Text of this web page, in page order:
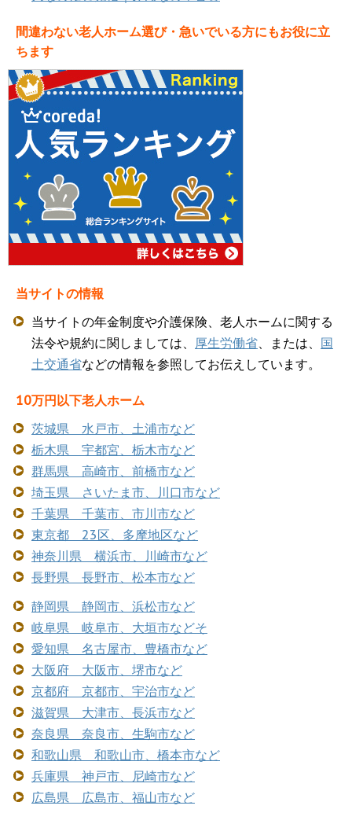
間違わない老人ホーム選び・急いでいる方にもお役に立
ちます
当サイトの情報
当サイトの年金制度や介護保険、老人ホームに関する
法令や規約に関しましては、 厚生労働省 、または、 国
土交通省などの情報を参照してお伝えしています。
10万円以下老人ホーム
茨城県 水戸市、土浦市など
栃木県 宇都宮、栃木市など
群馬県 高崎市、前橋市など
埼玉県 さいたま市、川口市など
千葉県 千葉市、市川市など
東京都 23区、多摩地区など
神奈川県 横浜市、川崎市など
長野県 長野市、松本市など
静岡県 静岡市、浜松市など
岐阜県 岐阜市、大垣市などそ
愛知県 名古屋市、豊橋市など
大阪府 大阪市、堺市など
京都府 京都市、宇治市など
滋賀県 大津市、長浜市など
奈良県 奈良市、生駒市など
和歌山県 和歌山市、橋本市など
兵庫県 神戸市、尼崎市など
広島県 広島市、福山市など